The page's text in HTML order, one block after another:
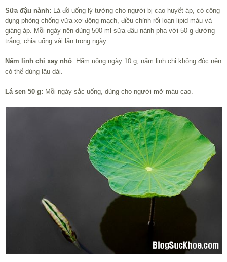
Sữa đậu nành: Là đồ uống lý tưởng cho người bị cao huyết áp, có công
dụng phòng chống vữa xơ động mạch, điều chỉnh rối loạn lipid máu và
giáng áp. Mỗi ngày nên dùng 500 ml sữa đậu nành pha với 50 g đường
trắng, chia uống vài lần trong ngày.
Nấm linh chi xay nhỏ: Hãm uống ngày 10 g, nấm linh chi không độc nên
có thể dùng lâu dài.
Lá sen 50 g: Mỗi ngày sắc uống, dùng cho người mỡ máu cao.